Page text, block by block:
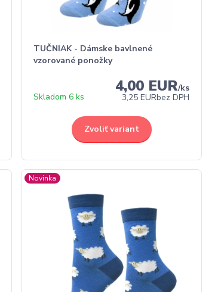
TUČNIAK - Dámske bavlnené
vzorované ponožky
4,00 EUR/ks
3,25 EURbez DPH
Skladom 6 ks
Zvoliť variant
Novinka